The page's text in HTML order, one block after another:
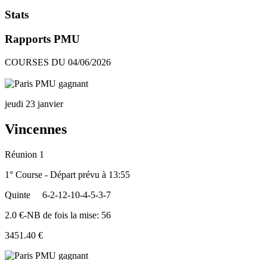
Stats
Rapports PMU
COURSES DU 04/06/2026
jeudi 23 janvier
Vincennes
Réunion 1
1° Course - Départ prévu à 13:55
Quinte
6-2-12-10-4-5-3-7
2.0 €-NB de fois la mise: 56
3451.40 €